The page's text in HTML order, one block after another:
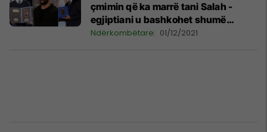
çmimin që ka marrë tani Salah -
egjiptiani u bashkohet shumë
legjendave të futbollit
Ndërkombëtare 01/12/2021